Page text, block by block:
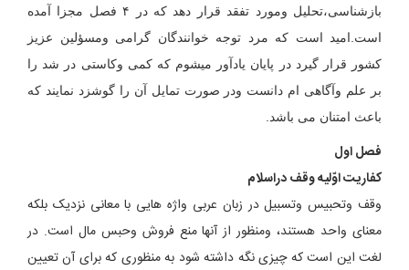
بازشناسی،تحلیل ومورد تفقد قرار دهد که در ۴ فصل مجزا آمده
است.امید است که مرد توجه خوانندگان گرامی ومسؤلین عزیز
کشور قرار گیرد در پایان یادآور میشوم که کمی وکاستی در شد را
بر علم وآگاهی ام دانست ودر صورت تمایل آن را گوشزد نمایند که
باعث امتنان می باشد.
فصل اول
کفاریت اوّلیه وقف دراسلام
وقف وتحبیس وتسبیل در زبان عربی واژه هایی با معانی نزدیک بلکه
معنای واحد هستند، ومنظور از آنها منع فروش وحبس مال است. در
لغت این است که چیزی نگه داشته شود به منظوری که برای آن تعیین